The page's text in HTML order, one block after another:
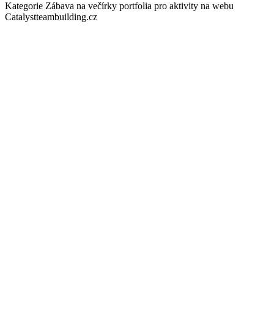
Kategorie Zábava na večírky portfolia pro aktivity na webu
Catalystteambuilding.cz